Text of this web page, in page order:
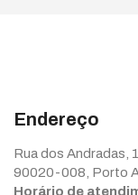
Endereço
Rua dos Andradas,
90020-008, Porto
Horário de